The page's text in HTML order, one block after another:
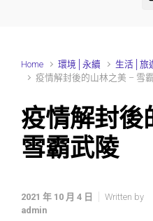
Home 環境│永續
生活│旅
疫情解封後的山林之美 – 雪
疫情解封後
雪霸武陵
2021 年 10 月 4 日
Written by
admin